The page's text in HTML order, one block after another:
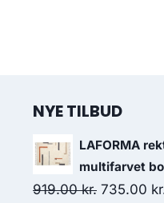
NYE TILBUD
LAFORMA
multifarvet
919.00kr. 735.00